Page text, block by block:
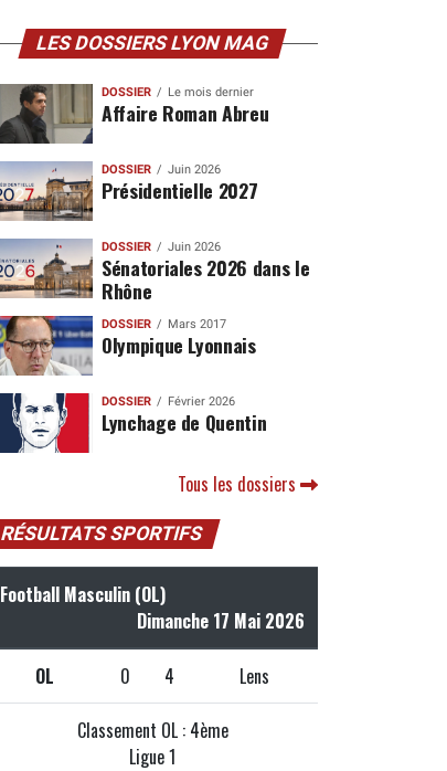
LES DOSSIERS LYON MAG
DOSSIER Le mois dernier
Affaire Roman Abreu
DOSSIER Juin 2026
Présidentielle 2027
DOSSIER Juin 2026
Sénatoriales 2026 dans le
Rhône
DOSSIER Mars 2017
Olympique Lyonnais
DOSSIER Février 2026
Lynchage de Quentin
Tous les dossiers
RÉSULTATS SPORTIFS
Football Masculin (OL)
Dimanche 17 Mai 2026
OL 0 4 Lens
Classement OL : 4ème
Ligue 1